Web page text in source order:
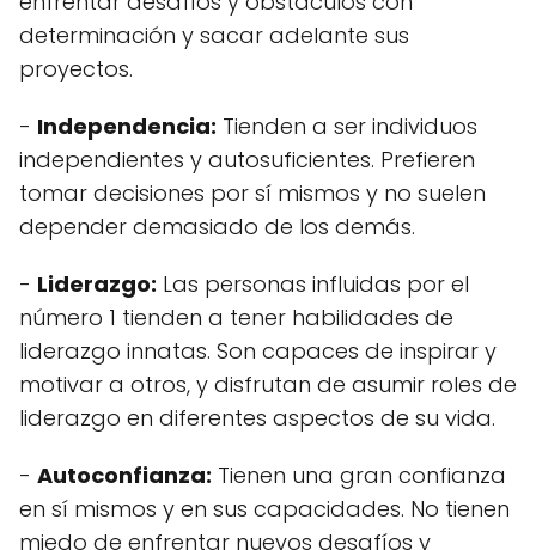
determinación y sacar adelante sus
proyectos.
- Independencia: Tienden a ser individuos
independientes y autosuficientes. Prefieren
tomar decisiones por sí mismos y no suelen
depender demasiado de los demás.
- Liderazgo: Las personas influidas por el
número 1 tienden a tener habilidades de
liderazgo innatas. Son capaces de inspirar y
motivar a otros, y disfrutan de asumir roles de
liderazgo en diferentes aspectos de su vida.
- Autoconfianza: Tienen una gran confianza
en sí mismos y en sus capacidades. No tienen
miedo de enfrentar nuevos desafíos y